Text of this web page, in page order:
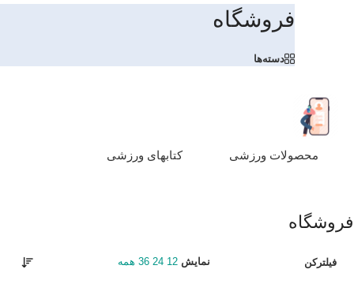
فروشگاه
دسته‌ها
محصولات ورزشی کتابهای ورزشی
فروشگاه
فیلترکن نمایش 12
24
36 همه